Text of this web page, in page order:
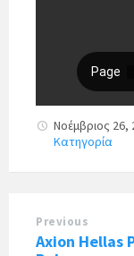
Νοέμβριος 26,
Κατηγορία
Previous
Axion Hellas